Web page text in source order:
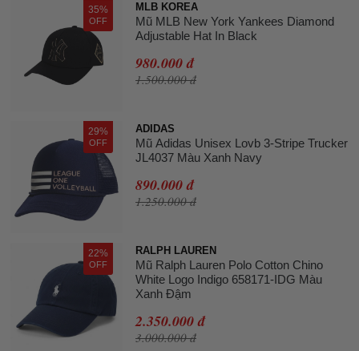
35%
OFF
MLB KOREA
Mũ MLB New York Yankees Diamond
Adjustable Hat In Black
980.000 đ
1.500.000 đ
29%
OFF
ADIDAS
Mũ Adidas Unisex Lovb 3-Stripe Trucker
JL4037 Màu Xanh Navy
890.000 đ
1.250.000 đ
22%
OFF
RALPH LAUREN
Mũ Ralph Lauren Polo Cotton Chino
White Logo Indigo 658171-IDG Màu
Xanh Đậm
2.350.000 đ
3.000.000 đ